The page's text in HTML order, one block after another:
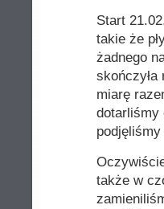
Start
takie że
żadnego
skończyła
miarę
dotarliśmy
także w